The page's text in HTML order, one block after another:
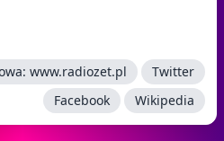
www.radiozet.pl
Twitter
Facebook
Wikipedia